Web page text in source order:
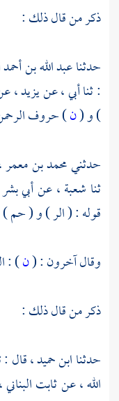
ذكر من قال ذلك :
حدثناعبد الله بن
: ثنا أبي ، عنيزيد ،
) و (ن) حروف
حدثنيمحمد بن معمر
ثنا شعبة ،عنأبي
قوله : ( الر ) و ( حم
وقال آخرون : (ن) :
ذكر من قال ذلك :
حدثناابن حميد ،قال :
الله ،عنثابت البناني ،